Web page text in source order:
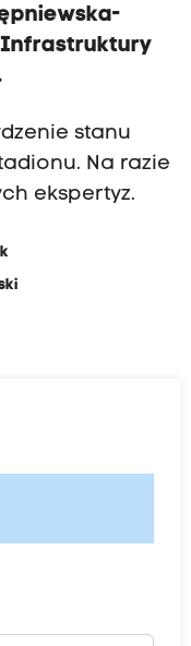
Infrastruktury
stanu
Na razie
ekspertyz.